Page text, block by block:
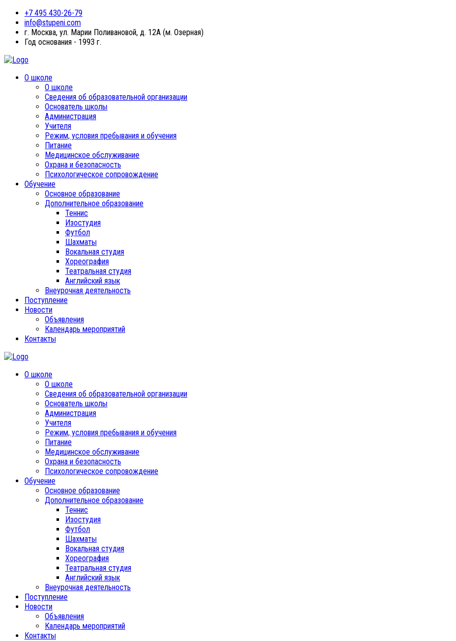
+7 495 430-26-79
info@stupeni.com
г. Москва, ул. Марии Поливановой, д. 12А (м. Озерная)
Год основания - 1993 г.
О школе
О школе
Сведения об образовательной организации
Основатель школы
Администрация
Учителя
Режим, условия пребывания и обучения
Питание
Медицинское обслуживание
Охрана и безопасность
Психологическое сопровождение
Обучение
Основное образование
Дополнительное образование
Теннис
Изостудия
Футбол
Шахматы
Вокальная студия
Хореография
Театральная студия
Английский язык
Внеурочная деятельность
Поступление
Новости
Объявления
Календарь мероприятий
Контакты
О школе
О школе
Сведения об образовательной организации
Основатель школы
Администрация
Учителя
Режим, условия пребывания и обучения
Питание
Медицинское обслуживание
Охрана и безопасность
Психологическое сопровождение
Обучение
Основное образование
Дополнительное образование
Теннис
Изостудия
Футбол
Шахматы
Вокальная студия
Хореография
Театральная студия
Английский язык
Внеурочная деятельность
Поступление
Новости
Объявления
Календарь мероприятий
Контакты